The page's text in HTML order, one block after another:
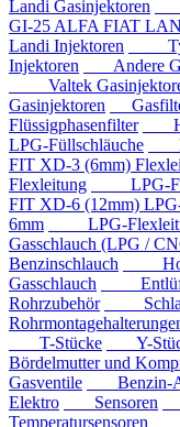
Landi Gasinjektoren
GI-25 ALFA FIAT
Landi Injektoren
Typ
Injektoren
Andere
Valtek
Gasinjektoren
Flüssigphasenfilter
LPG-Füllschläuche
FIT XD-3 (6mm)
Flexleitung
LPG-FIT
FIT XD-6 (12mm)
6mm
LPG-
Gasschlauch (LPG /
Benzinschlauch
Gasschlauch
Rohrzubehör
T-Stücke
Y-
Bördelmutter und
Gasventile
Benzin-
Elektro
Sensoren
Temperatursensoren